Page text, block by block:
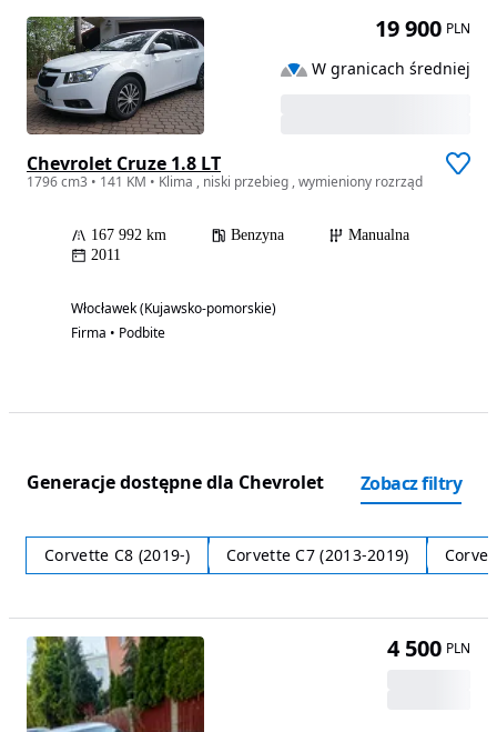
Chevrolet Cruze 1.8 LT
1796 cm3 • 141 KM • Klima , niski przebieg , wymieniony rozrząd
167 992 km Benzyna
Manualna
2011
Włocławek (Kujawsko-pomorskie)
Firma • Podbite
19 900 PLN
W granicach średniej
Generacje dostępne dla Chevrolet Zobacz filtry
Corvette C8 (2019-) Corvette C7 (2013-2019)
4 500 PLN